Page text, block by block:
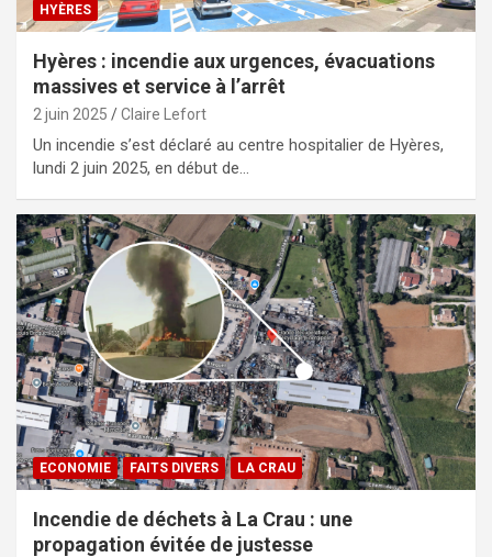
HYÈRES
Hyères : incendie aux urgences, évacuations
massives et service à l’arrêt
2 juin 2025 Claire Lefort
Un incendie s’est déclaré au centre hospitalier de Hyères,
lundi 2 juin 2025, en début de…
ECONOMIE FAITS DIVERS LA CRAU
Incendie de déchets à La Crau : une
propagation évitée de justesse